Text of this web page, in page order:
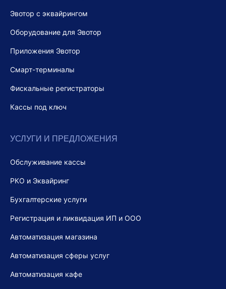
Эвотор с эквайрингом
Оборудование для Эвотор
Приложения Эвотор
Смарт-терминалы
Фискальные регистраторы
Кассы под ключ
УСЛУГИ И ПРЕДЛОЖЕНИЯ
Обслуживание кассы
РКО и Эквайринг
Бухгалтерские услуги
Регистрация и ликвидация ИП и ООО
Автоматизация магазина
Автоматизация сферы услуг
Автоматизация кафе